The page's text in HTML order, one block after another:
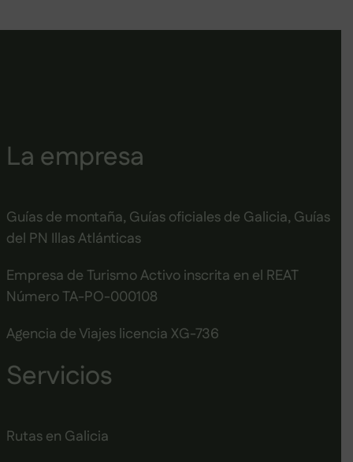
La empresa
Guías de montaña, Guías oficiales de Galicia, Guías
del PN Illas Atlánticas
Empresa de Turismo Activo inscrita en el REAT
Número TA-PO-000108
Agencia de Viajes licencia XG-736
Servicios
Rutas en Galicia